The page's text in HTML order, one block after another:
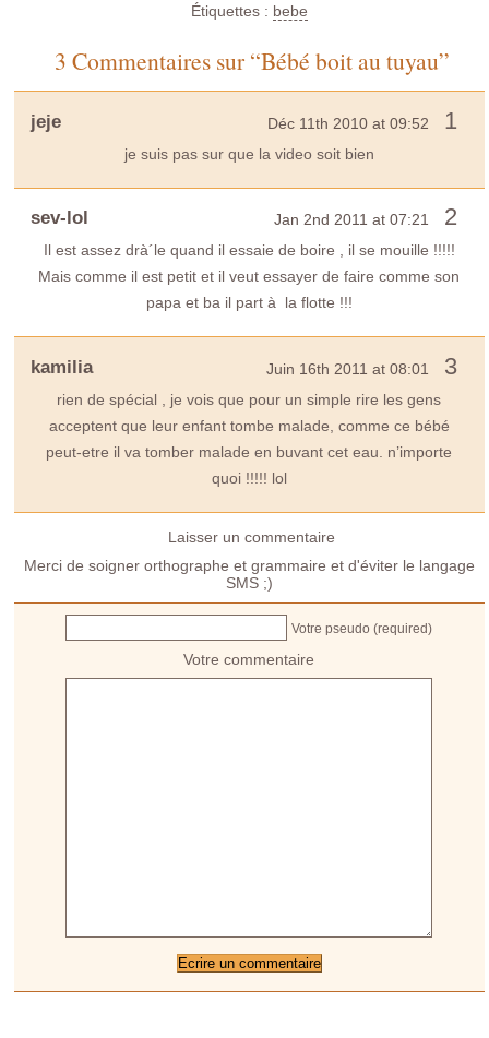
Étiquettes : bebe
3 Commentaires sur “Bébé boit au tuyau”
jeje Déc 11th 2010 at 09:52 1
je suis pas sur que la video soit bien
sev-lol Jan 2nd 2011 at 07:21 2
Il est assez drà´le quand il essaie de boire , il se mouille !!!!!
Mais comme il est petit et il veut essayer de faire comme son
papa et ba il part à la flotte !!!
kamilia Juin 16th 2011 at 08:01 3
rien de spécial , je vois que pour un simple rire les gens
acceptent que leur enfant tombe malade, comme ce bébé
peut-etre il va tomber malade en buvant cet eau. n’importe
quoi !!!!! lol
Laisser un commentaire
Merci de soigner orthographe et grammaire et d'éviter le langage
SMS ;)
Votre pseudo (required)
Votre commentaire